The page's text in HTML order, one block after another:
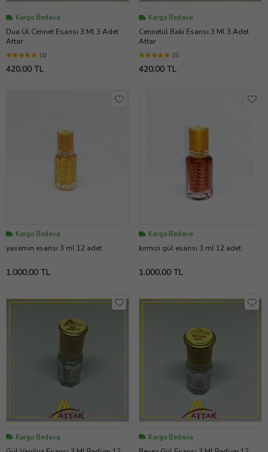
Kargo Bedava
Dua Ül Cennet Esansı 3 Ml 3 Adet
Attar
(1)
420,00 TL
Kargo Bedava
Cennetül Baki Esansı 3 Ml 3 Adet
Attar
(1)
420,00 TL
Kargo Bedava
yasemin esansı 3 ml 12 adet
1.000,00 TL
Kargo Bedava
kırmızı gül esansı 3 ml 12 adet
1.000,00 TL
Kargo Bedava Kargo Bedava